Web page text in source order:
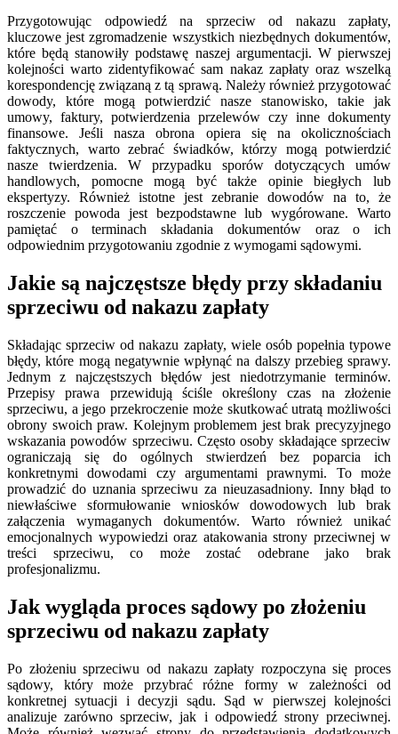
Przygotowując odpowiedź na sprzeciw od nakazu zapłaty,
kluczowe jest zgromadzenie wszystkich niezbędnych dokumentów,
które będą stanowiły podstawę naszej argumentacji. W pierwszej
kolejności warto zidentyfikować sam nakaz zapłaty oraz wszelką
korespondencję związaną z tą sprawą. Należy również przygotować
dowody, które mogą potwierdzić nasze stanowisko, takie jak
umowy, faktury, potwierdzenia przelewów czy inne dokumenty
finansowe. Jeśli nasza obrona opiera się na okolicznościach
faktycznych, warto zebrać świadków, którzy mogą potwierdzić
nasze twierdzenia. W przypadku sporów dotyczących umów
handlowych, pomocne mogą być także opinie biegłych lub
ekspertyzy. Również istotne jest zebranie dowodów na to, że
roszczenie powoda jest bezpodstawne lub wygórowane. Warto
pamiętać o terminach składania dokumentów oraz o ich
odpowiednim przygotowaniu zgodnie z wymogami sądowymi.
Jakie są najczęstsze błędy przy składaniu
sprzeciwu od nakazu zapłaty
Składając sprzeciw od nakazu zapłaty, wiele osób popełnia typowe
błędy, które mogą negatywnie wpłynąć na dalszy przebieg sprawy.
Jednym z najczęstszych błędów jest niedotrzymanie terminów.
Przepisy prawa przewidują ściśle określony czas na złożenie
sprzeciwu, a jego przekroczenie może skutkować utratą możliwości
obrony swoich praw. Kolejnym problemem jest brak precyzyjnego
wskazania powodów sprzeciwu. Często osoby składające sprzeciw
ograniczają się do ogólnych stwierdzeń bez poparcia ich
konkretnymi dowodami czy argumentami prawnymi. To może
prowadzić do uznania sprzeciwu za nieuzasadniony. Inny błąd to
niewłaściwe sformułowanie wniosków dowodowych lub brak
załączenia wymaganych dokumentów. Warto również unikać
emocjonalnych wypowiedzi oraz atakowania strony przeciwnej w
treści sprzeciwu, co może zostać odebrane jako brak
profesjonalizmu.
Jak wygląda proces sądowy po złożeniu
sprzeciwu od nakazu zapłaty
Po złożeniu sprzeciwu od nakazu zapłaty rozpoczyna się proces
sądowy, który może przybrać różne formy w zależności od
konkretnej sytuacji i decyzji sądu. Sąd w pierwszej kolejności
analizuje zarówno sprzeciw, jak i odpowiedź strony przeciwnej.